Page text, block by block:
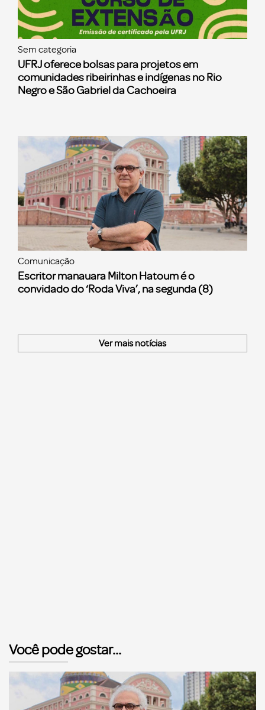
Sem categoria
UFRJ oferece bolsas para projetos em
comunidades ribeirinhas e indígenas no Rio
Negro e São Gabriel da Cachoeira
Comunicação
Escritor manauara Milton Hatoum é o
convidado do ‘Roda Viva’, na segunda (8)
Ver mais notícias
Você pode gostar...